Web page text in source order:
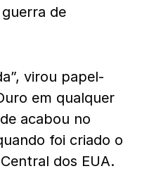
de
virou papel-
em qualquer
acabou no
foi criado o
dos EUA.